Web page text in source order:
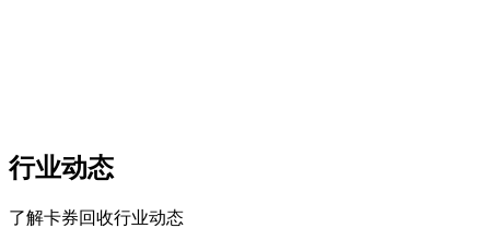
行业动态
了解卡券回收行业动态